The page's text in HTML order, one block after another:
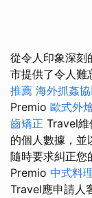
從令人印象深刻
市提供了令人難
推薦 海外抓姦
Premio 歐式外
齒矯正 Travel維
的個人數據，並
隨時要求糾正您
Premio 中式料
Travel應申請人